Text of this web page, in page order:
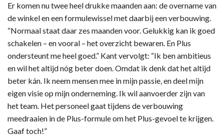
Er komen nu twee heel drukke maanden aan: de overname van
de winkel en een formulewissel met daarbij een verbouwing.
“Normaal staat daar zes maanden voor. Gelukkig kan ik goed
schakelen – en vooral – het overzicht bewaren. En Plus
ondersteunt me heel goed.” Kant vervolgt: “Ik ben ambitieus
en wil het altijd nóg beter doen. Omdat ik denk dat het altijd
beter kán. Ik neem mensen mee in mijn passie, en deel mijn
eigen visie op mijn onderneming. Ik wil aanvoerder zijn van
het team. Het personeel gaat tijdens de verbouwing
meedraaien in de Plus-formule om het Plus-gevoel te krijgen.
Gaaf toch!”